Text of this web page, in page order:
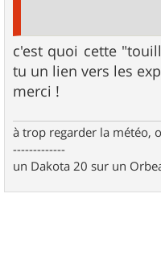
c'est quoi cette
tu un lien vers les
merci !
à trop regarder la météo,
-------------
un Dakota 20 sur un